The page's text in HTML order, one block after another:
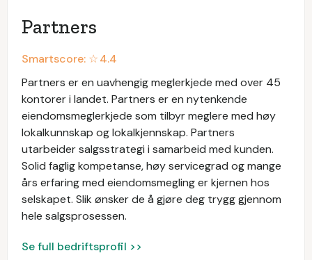
Partners
Smartscore: ☆4.4
Partners er en uavhengig meglerkjede med over 45
kontorer i landet. Partners er en nytenkende
eiendomsmeglerkjede som tilbyr meglere med høy
lokalkunnskap og lokalkjennskap. Partners
utarbeider salgsstrategi i samarbeid med kunden.
Solid faglig kompetanse, høy servicegrad og mange
års erfaring med eiendomsmegling er kjernen hos
selskapet. Slik ønsker de å gjøre deg trygg gjennom
hele salgsprosessen.
Se full bedriftsprofil >>